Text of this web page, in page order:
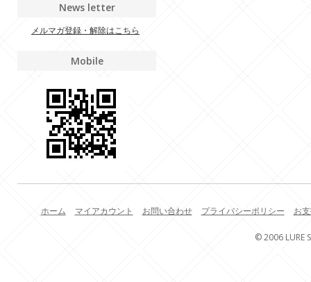
News letter
メルマガ登録・解除はこちら
Mobile
ホーム マイアカウント お問い合わせ プライバシーポリシー お
© 2006 LURE